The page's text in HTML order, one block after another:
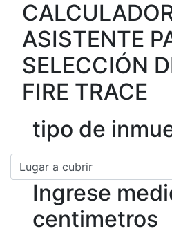
ASISTENTE
SELECCIÓN
FIRE TRACE
tipo de
Ingrese
centimetros